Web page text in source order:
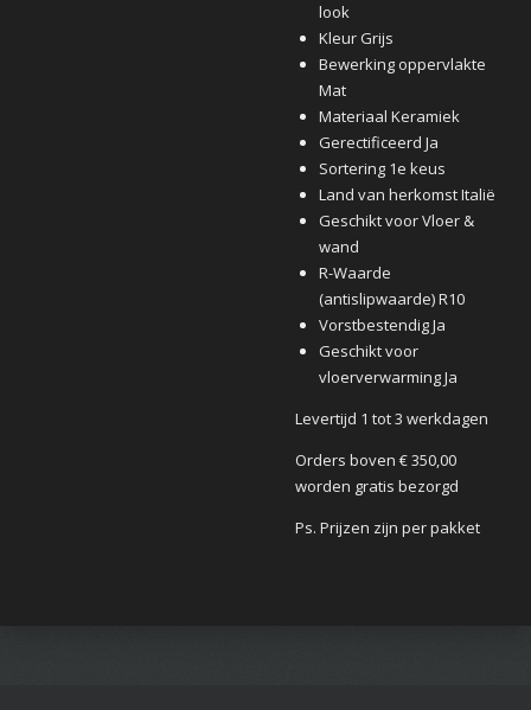
look
Kleur Grijs
Bewerking oppervlakte
Mat
Materiaal Keramiek
Gerectificeerd Ja
Sortering 1e keus
Land van herkomst Italië
Geschikt voor Vloer &
wand
R-Waarde
(antislipwaarde) R10
Vorstbestendig Ja
Geschikt voor
vloerverwarming Ja
Levertijd 1 tot 3 werkdagen
Orders boven € 350,00
worden gratis bezorgd
Ps. Prijzen zijn per pakket